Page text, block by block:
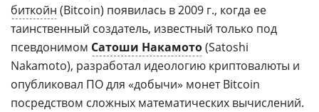
биткойн (Bitcoin) появилась в 2009 г., когда ее
таинственный создатель, известный только под
псевдонимом Сатоши Накамото(Satoshi
Nakamoto), разработал идеологию криптовалюты и
опубликовал ПО для «добычи» монет Bitcoin
посредством сложных математических вычислений.